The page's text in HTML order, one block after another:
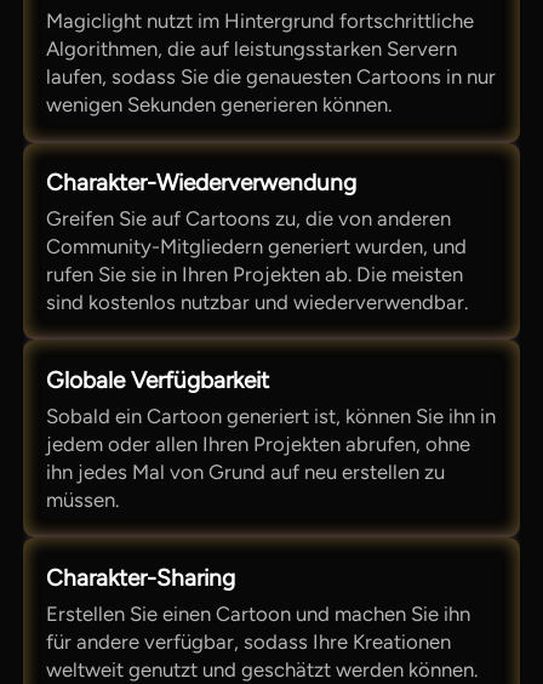
Magiclight nutzt im Hintergrund fortschrittliche
Algorithmen, die auf leistungsstarken Servern
laufen, sodass Sie die genauesten Cartoons in nur
wenigen Sekunden generieren können.
Charakter-Wiederverwendung
Greifen Sie auf Cartoons zu, die von anderen
Community-Mitgliedern generiert wurden, und
rufen Sie sie in Ihren Projekten ab. Die meisten
sind kostenlos nutzbar und wiederverwendbar.
Globale Verfügbarkeit
Sobald ein Cartoon generiert ist, können Sie ihn in
jedem oder allen Ihren Projekten abrufen, ohne
ihn jedes Mal von Grund auf neu erstellen zu
müssen.
Charakter-Sharing
Erstellen Sie einen Cartoon und machen Sie ihn
für andere verfügbar, sodass Ihre Kreationen
weltweit genutzt und geschätzt werden können.